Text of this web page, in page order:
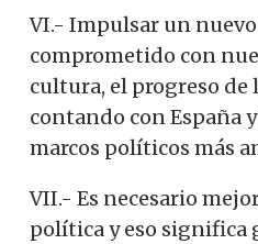
VI.- Impulsar un
comprometido con
cultura, el progreso de
contando con España
marcos políticos más
VII.- Es necesario
política y eso significa